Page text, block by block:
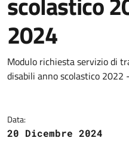
2024
Dettagli del
Modulo richiesta servizio di
disabili anno scolastico
Data:
20 Dicembre 2024